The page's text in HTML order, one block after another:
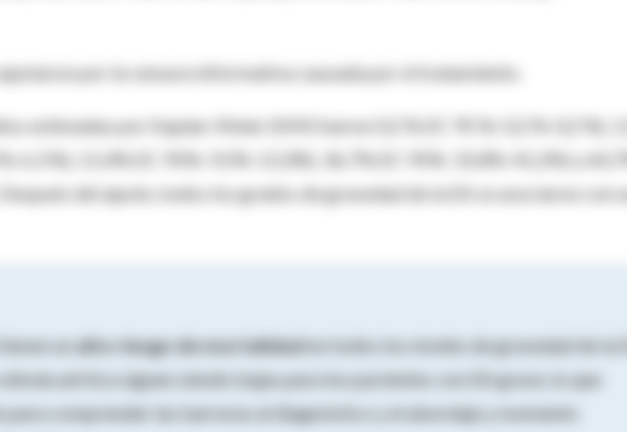
por la censura informativa causada por el tratamiento.
estimadas por Kaplan-Meier (KM) fueron 0,2 % (IC 95 %: 0,2 %-0,2 %),
6,3 %), 11,4% (IC 95%: 9,5%-13,3%), 36,7% (IC 95%: 31,8%-41,2%) y
del ajuste, todos los grados de gravedad de la EA se asociaron con
unalto riesgo de mortalidaden todos los niveles de gravedad de la
aórtica siguen siendo bajas para los pacientes con EA grave, lo que
para comprender las barreras al diagnóstico y el abordaje y momento